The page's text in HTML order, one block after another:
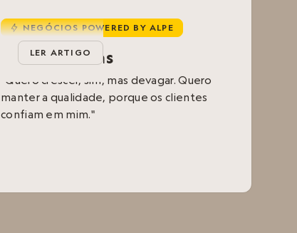
u NEGÓCIOS POWERED BY ALPE
Mila Limpezas
“Quero crescer, sim, mas devagar. Quero
manter a qualidade, porque os clientes
confiam em mim."
LER ARTIGO